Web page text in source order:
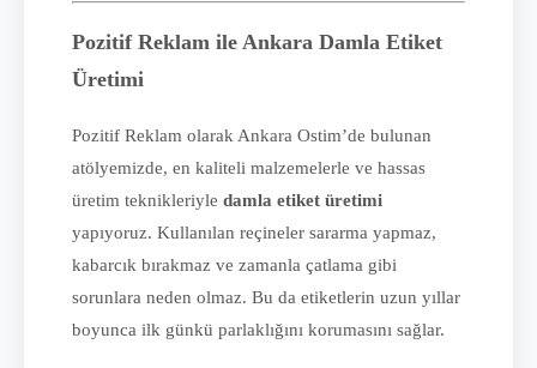
Pozitif Reklam ile Ankara Damla Etiket
Üretimi
Pozitif Reklam olarak Ankara Ostim’de bulunan
atölyemizde, en kaliteli malzemelerle ve hassas
üretim teknikleriyle damla etiket üretimi
yapıyoruz. Kullanılan reçineler sararma yapmaz,
kabarcık bırakmaz ve zamanla çatlama gibi
sorunlara neden olmaz. Bu da etiketlerin uzun yıllar
boyunca ilk günkü parlaklığını korumasını sağlar.